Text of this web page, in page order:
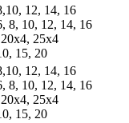
12, 14, 16
8, 10, 12, 14, 16
25х4
15, 20
12, 14, 16
8, 10, 12, 14, 16
25х4
15, 20